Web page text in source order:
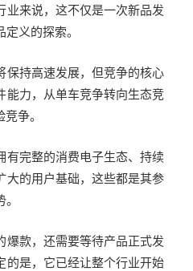
业来说，这不仅是一次新品发
义的探索。
保持高速发展，但竞争的核心
能力，从单车竞争转向生态竞
竞争。
有完整的消费电子生态、持续
大的用户基础，这些都是其参
爆款，还需要等待产品正式发
的是，它已经让整个行业开始